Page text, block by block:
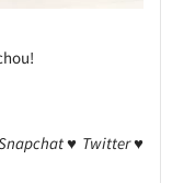
♥ Twitter ♥